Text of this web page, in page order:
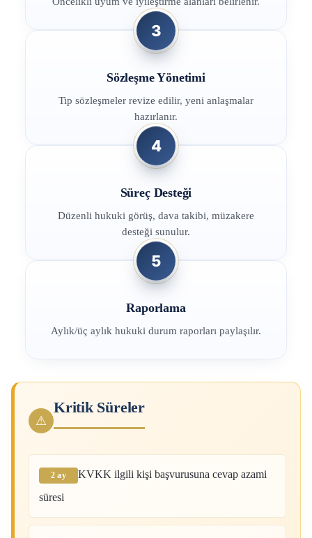
3
Sözleşme Yönetimi
Tip sözleşmeler revize edilir, yeni anlaşmalar
hazırlanır.
4
Süreç Desteği
Düzenli hukuki görüş, dava takibi, müzakere
desteği sunulur.
5
Raporlama
Aylık/üç aylık hukuki durum raporları paylaşılır.
⚠
Kritik Süreler
KVKK ilgili kişi başvurusuna cevap azami
süresi